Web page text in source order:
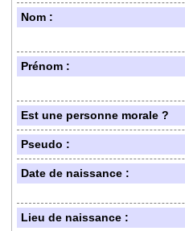
Nom :
Prénom :
Est une personne morale ?
Pseudo :
Date de naissance :
Lieu de naissance :